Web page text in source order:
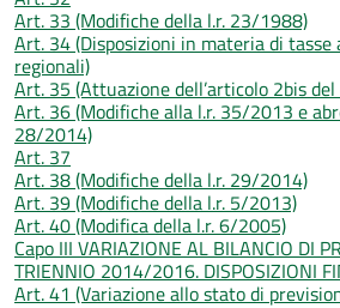
Art. 33 (Modifiche della l.r. 23/1988)
Art. 34 (Disposizioni in materia di
regionali)
Art. 35 (Attuazione dell’articolo 2bis
Art. 36 (Modifiche alla l.r. 35/2013 e
28/2014)
Art. 37
Art. 38 (Modifiche della l.r. 29/2014)
Art. 39 (Modifiche della l.r. 5/2013)
Art. 40 (Modifica della l.r. 6/2005)
Capo III VARIAZIONE AL BILANCIO DI
TRIENNIO 2014/2016. DISPOSIZIONI
Art. 41 (Variazione allo stato di